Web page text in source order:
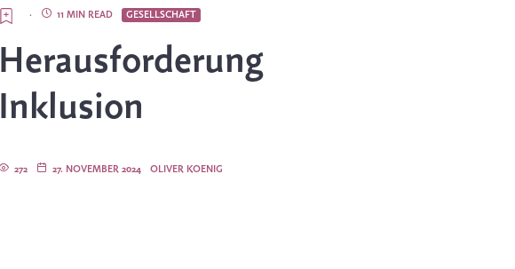
GESELLSCHAFT
11 MIN READ
·
Herausforderung
Inklusion
OLIVER KOENIG
27. NOVEMBER 2024
272